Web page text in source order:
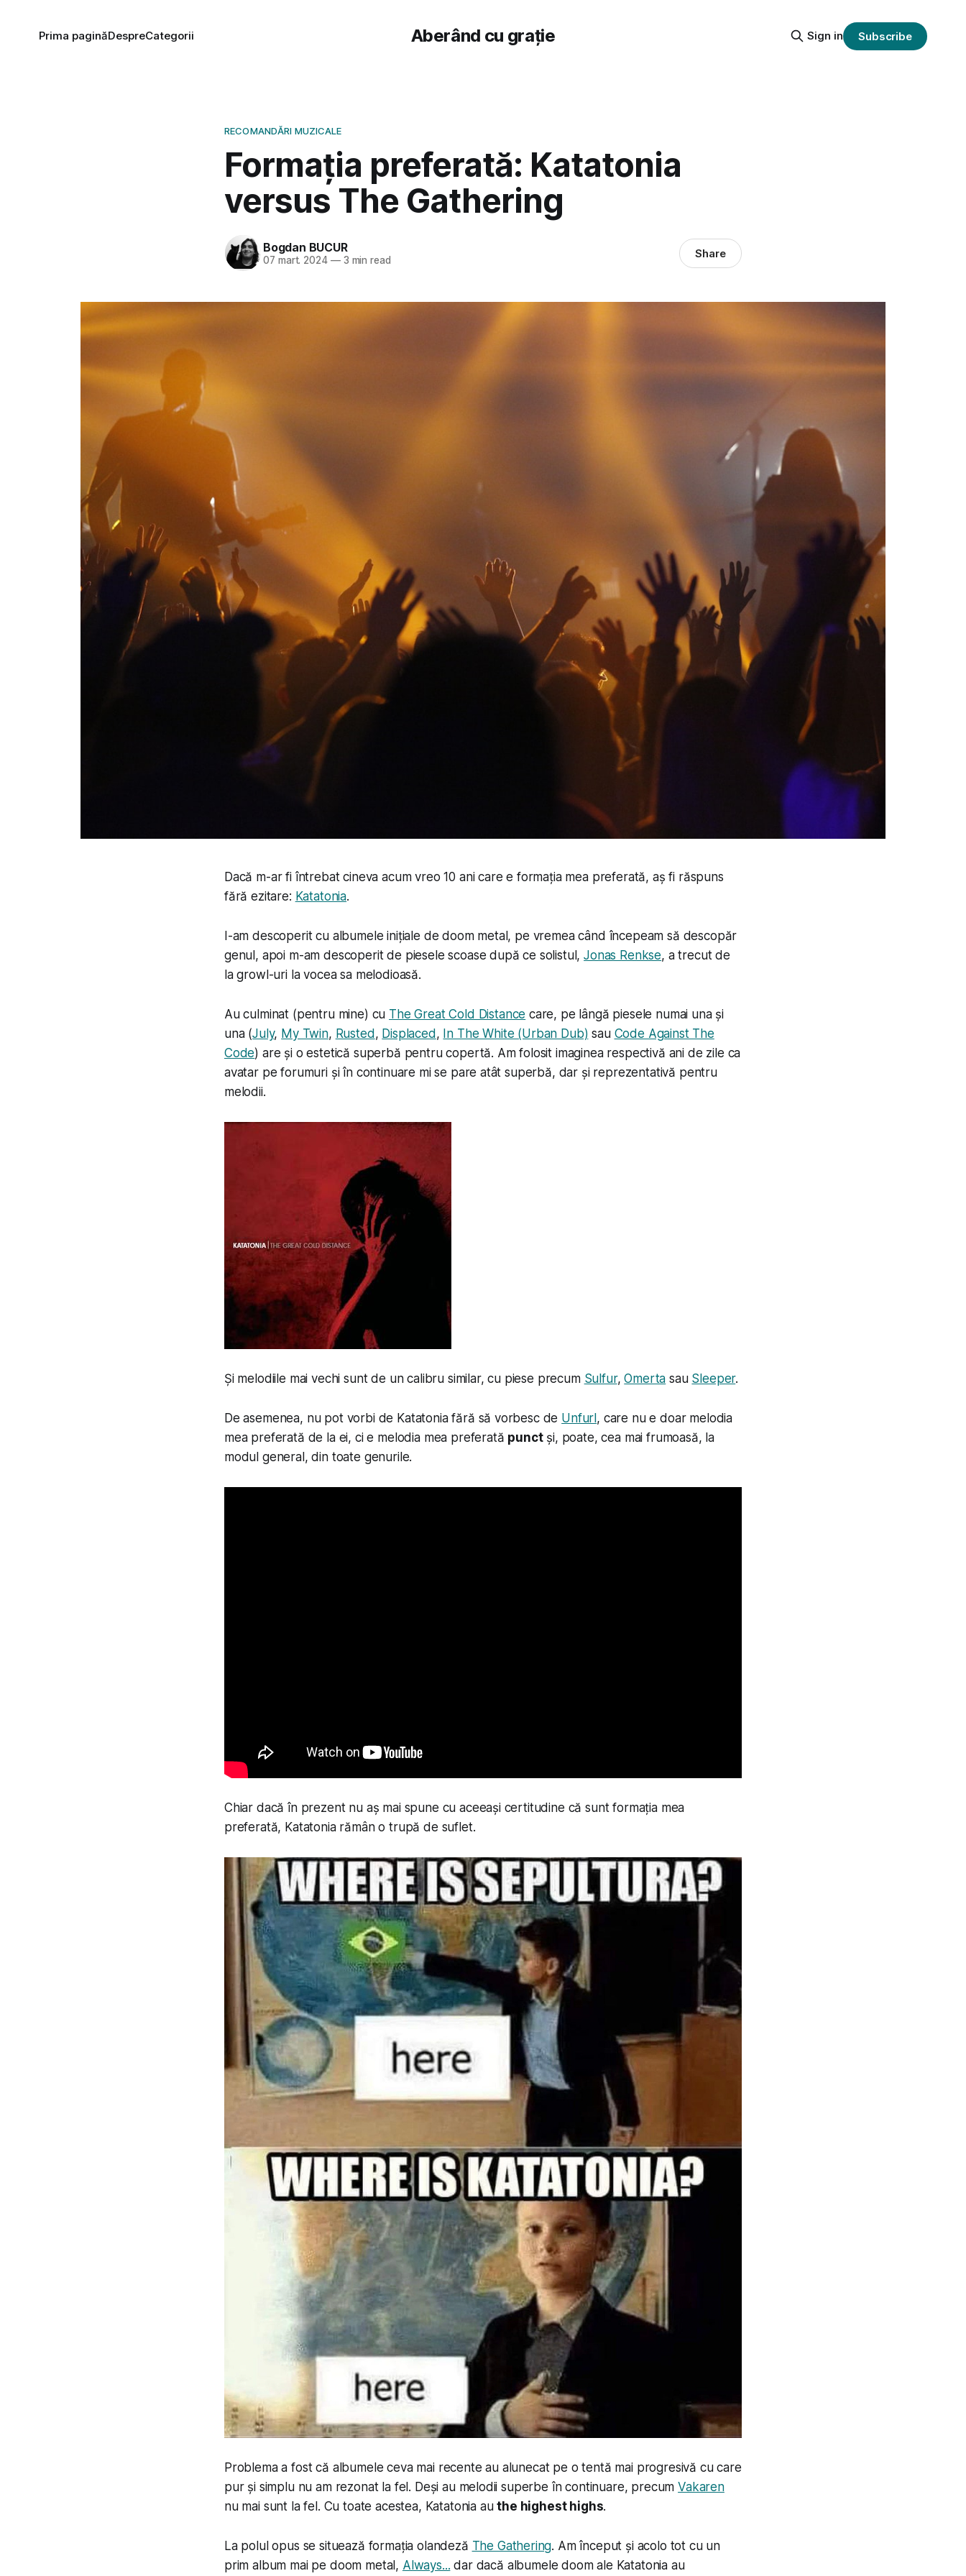
Aberând cu grație
Prima paginăDespreCategorii Sign in Subscribe
RECOMANDĂRI MUZICALE
Formația preferată: Katatonia
versus The Gathering
Bogdan BUCUR
07 mart. 2024 —3 min read Share
Dacă m-ar fi întrebat cineva acum vreo 10 ani care e formația mea preferată, aș fi răspuns
fără ezitare: Katatonia.
I-am descoperit cu albumele inițiale de doom metal, pe vremea când începeam să descopăr
genul, apoi m-am descoperit de piesele scoase după ce solistul,Jonas Renkse, a trecut de
la growl-uri la vocea sa melodioasă.
Au culminat (pentru mine) cu The Great Cold Distance care, pe lângă piesele numai una și
una (July, My Twin, Rusted, Displaced, In The White (Urban Dub) sau Code Against The
Code) are și o estetică superbă pentru copertă. Am folosit imaginea respectivă ani de zile ca
avatar pe forumuri și în continuare mi se pare atât superbă, dar și reprezentativă pentru
melodii.
Și melodiile mai vechi sunt de un calibru similar, cu piese precum Sulfur,Omerta sau Sleeper.
De asemenea, nu pot vorbi de Katatonia fără să vorbesc de Unfurl, care nu e doar melodia
mea preferată de la ei, ci e melodia mea preferată punctși, poate, cea mai frumoasă, la
modul general, din toate genurile.
Chiar dacă în prezent nu aș mai spune cu aceeași certitudine că sunt formația mea
preferată, Katatonia rămân o trupă de suflet.
Problema a fost că albumele ceva mai recente au alunecat pe o tentă mai progresivă cu care
pur și simplu nu am rezonat la fel. Deși au melodii superbe în continuare, precumVakaren
nu mai sunt la fel. Cu toate acestea, Katatonia authe highest highs.
La polul opus se situează formația olandeză The Gathering. Am început și acolo tot cu un
prim album mai pe doom metal, Always... dar dacă albumele doom ale Katatonia au